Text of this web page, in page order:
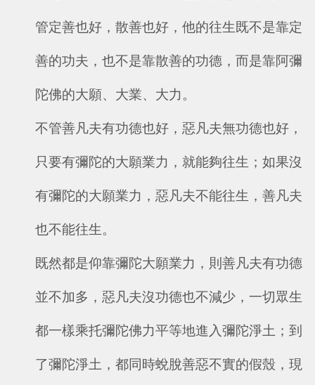
管定善也好，散善也好，他的往生既不是靠定
善的功夫，也不是靠散善的功德，而是靠阿彌
陀佛的大願、大業、大力。
不管善凡夫有功德也好，惡凡夫無功德也好，
只要有彌陀的大願業力，就能夠往生；如果沒
有彌陀的大願業力，惡凡夫不能往生，善凡夫
也不能往生。
既然都是仰靠彌陀大願業力，則善凡夫有功德
並不加多，惡凡夫沒功德也不減少，一切眾生
都一樣乘托彌陀佛力平等地進入彌陀淨土；到
了彌陀淨土，都同時蛻脫善惡不實的假殼，現